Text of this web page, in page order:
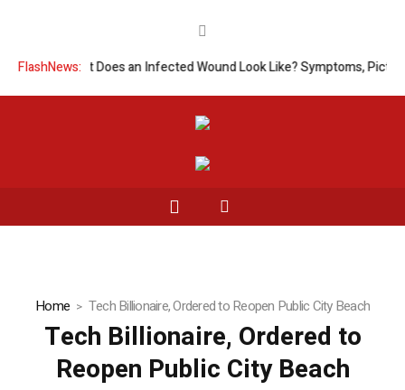
FlashNews:What Does an Infected Wound Look Like? Symptoms,
Home Tech Billionaire, Ordered to Reopen Public City Beach
Tech Billionaire, Ordered to
Reopen Public City Beach